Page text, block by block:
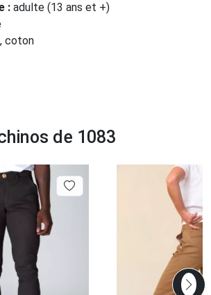
: adulte (13 ans et +)
coton
de 1083